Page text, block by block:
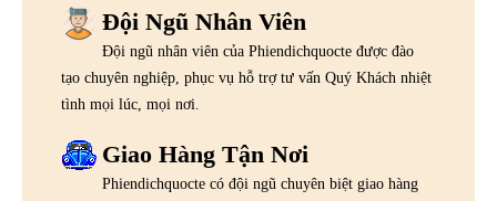
Đội Ngũ Nhân Viên
Đội ngũ nhân viên của Phiendichquocte được đào
tạo chuyên nghiệp, phục vụ hỗ trợ tư vấn Quý Khách nhiệt
tình mọi lúc, mọi nơi.
Giao Hàng Tận Nơi
Phiendichquocte có đội ngũ chuyên biệt giao hàng